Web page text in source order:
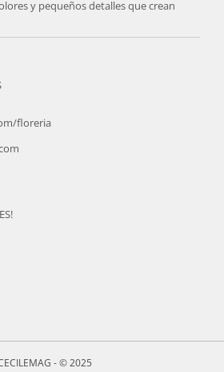
y pequeños detalles que crean
floreria
- © 2025